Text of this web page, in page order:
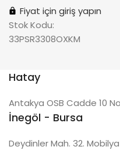
Fiyat için giriş yapın
Stok Kodu:
33PSR3308OXKM
Hatay
Antakya OSB Cadde 10
İnegöl - Bursa
Deydinler Mah. 32.